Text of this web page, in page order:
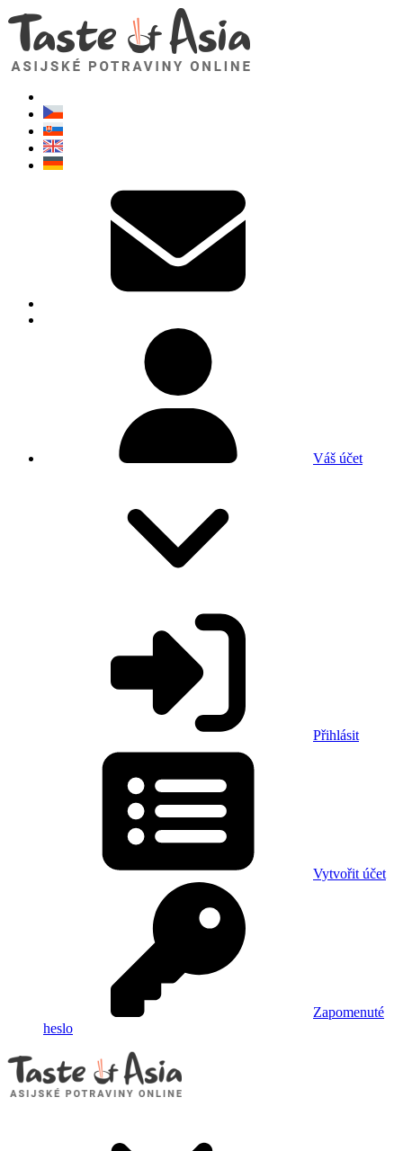
Váš účet
Přihlásit
Vytvořit účet
Zapomenuté
heslo
TasteOfAsia.cz
Neváhejte se zeptat. Jsem tady pro vás!